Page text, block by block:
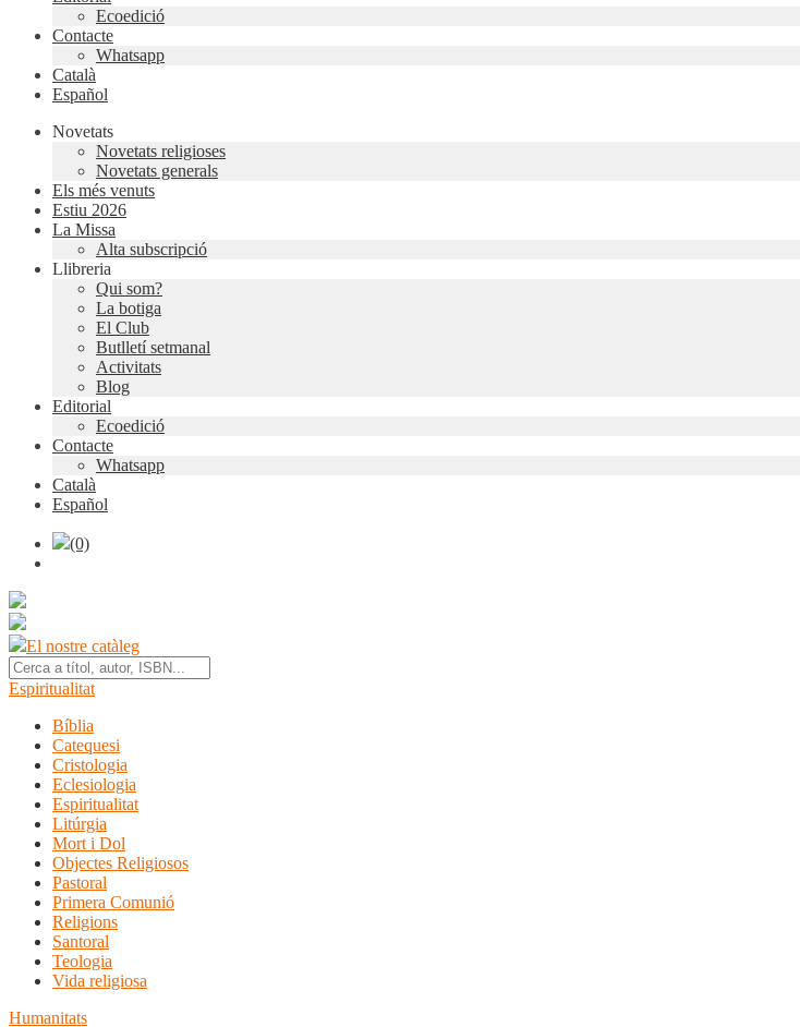
Ecoedició
Contacte
Whatsapp
Català
Español
Novetats
Novetats religioses
Novetats generals
Els més venuts
Estiu 2026
La Missa
Alta subscripció
Llibreria
Qui som?
La botiga
El Club
Butlletí setmanal
Activitats
Blog
Editorial
Ecoedició
Contacte
Whatsapp
Català
Español
(0)
El nostre catàleg
Espiritualitat
Bíblia
Catequesi
Cristologia
Eclesiologia
Espiritualitat
Litúrgia
Mort i Dol
Objectes Religiosos
Pastoral
Primera Comunió
Religions
Santoral
Teologia
Vida religiosa
Humanitats